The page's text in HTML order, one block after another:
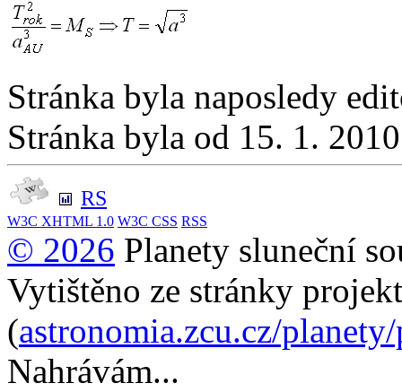
Stránka byla naposledy
Stránka byla od 15. 1.
RS
W3C XHTML 1.0 W3C CSS RSS
© 2026 Planety sluneční
Vytištěno ze stránky
(astronomia.zcu.cz/
Nahrávám...